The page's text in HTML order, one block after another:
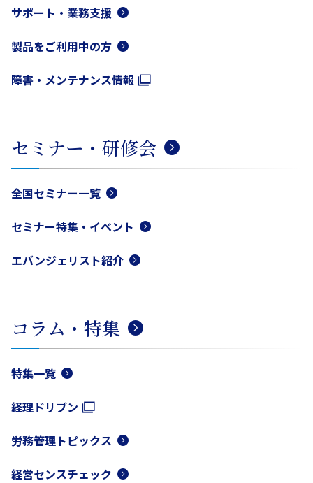
サポート・業務支援
製品をご利用中の方
障害・メンテナンス情報
セミナー・研修会
全国セミナー一覧
セミナー特集・イベント
エバンジェリスト紹介
コラム・特集
特集一覧
経理ドリブン
労務管理トピックス
経営センスチェック